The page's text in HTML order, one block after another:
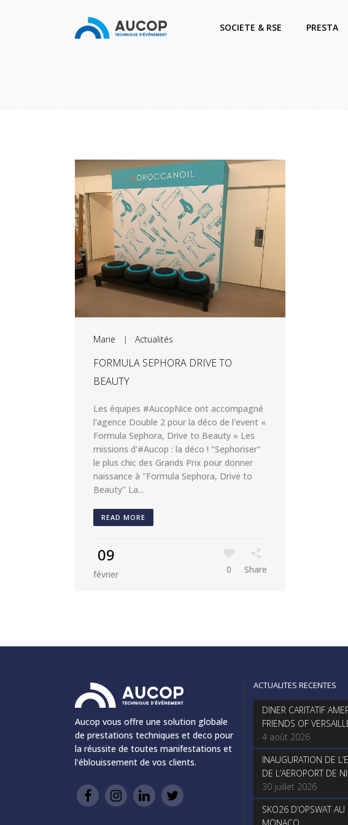
SOCIETE & RSE PRESTA
Marie | Actualités
FORMULA SEPHORA DRIVE TO
BEAUTY
Les équipes #AucopNice ont accompagné
l'agence Double 2 pour la déco de l'event «
Formula Sephora, Drive to Beauty » Les
missions d'#Aucop : la déco ! "Sephoriser"
le plus chic des Grands Prix pour donner
naissance à "Formula Sephora, Drive to
Beauty" La...
READ MORE
09
février 0 Share
Aucop vous offre une solution globale
de prestations techniques et deco pour
la réussite de toutes manifestations et
l'éblouissement de vos clients.
ACTUALITES RECENTES
DINER CARITATIF
FRIENDS OF
4 août 2026
INAUGURATION DE
DE L’AEROPORT DE
30 juillet 2026
SKO26 D’OPSWAT